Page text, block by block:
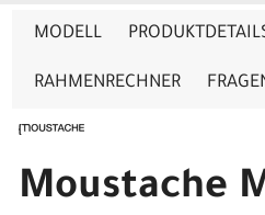
MODELL
RAHMENRECHNER
Moustache